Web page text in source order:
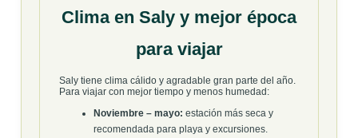
Clima en Saly y mejor época
para viajar
Saly tiene clima cálido y agradable gran parte del año.
Para viajar con mejor tiempo y menos humedad:
Noviembre – mayo: estación más seca y
recomendada para playa y excursiones.